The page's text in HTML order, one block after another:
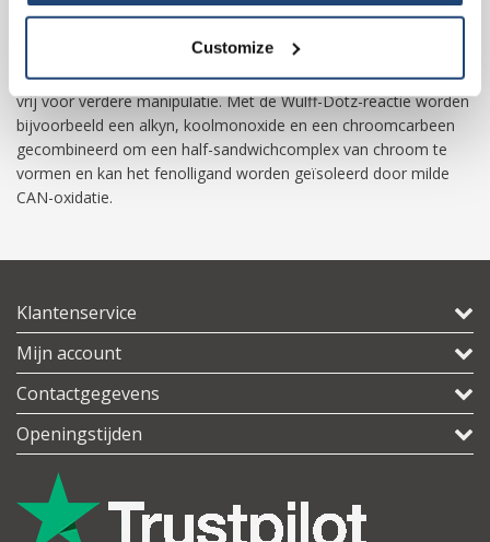
Customize
metaalcarbonylen vrij te maken. Daarbij wordt het metaal
geoxideerd, wordt CO ontwikkeld en komt het organische ligand
vrij voor verdere manipulatie. Met de Wulff-Dötz-reactie worden
bijvoorbeeld een alkyn, koolmonoxide en een chroomcarbeen
gecombineerd om een ​​half-sandwichcomplex van chroom te
vormen en kan het fenolligand worden geïsoleerd door milde
CAN-oxidatie.
Klantenservice
Mijn account
Contactgegevens
Openingstijden
€50.00